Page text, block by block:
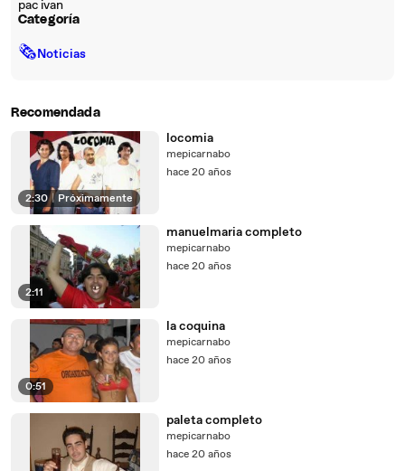
pac ivan
Categoría
🗞Noticias
Recomendada
2:30 | Próximamente
locomia
mepicarnabo
hace 20 años
2:11
manuelmaria completo
mepicarnabo
hace 20 años
0:51
la coquina
mepicarnabo
hace 20 años
paleta completo
mepicarnabo
hace 20 años